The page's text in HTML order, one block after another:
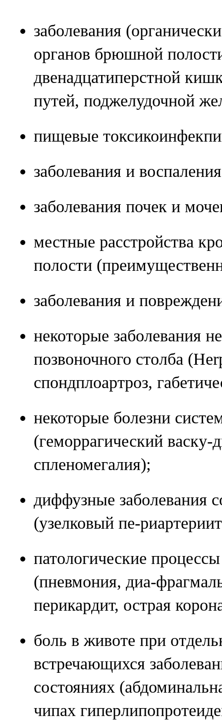
заболевания
органов брюшной
двенадцатиперстной
путей, поджелудочной
пищевые
заболевания и
заболевания почек и
местные расстройства
полости
заболевания и
некоторые заболевания
позвоночного столба
спондплоартроз,
некоторые болезни
(геморрагический васку-
спленомегалия);
диффузные заболевания
(узелковый пе-
патологические
(пневмония, диа-
перикардит, острая
боль в животе при
встречающихся
состояниях
чипах